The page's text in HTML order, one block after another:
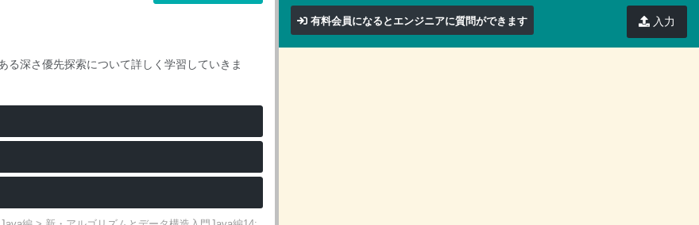
る深さ優先探索について詳しく学習していきま
41
有料会員になるとエンジニアに質問ができます 入力